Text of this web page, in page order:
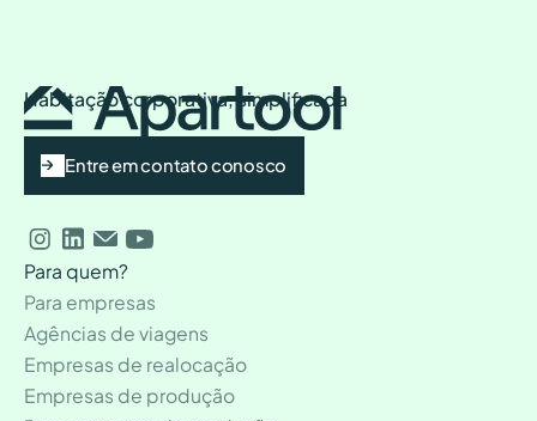
Habitação corporativa, simplificada
Entre em contato conosco
Para quem?
Para empresas
Agências de viagens
Empresas de realocação
Empresas de produção